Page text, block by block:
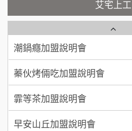
周 先生/小姐
加盟預算
徐 先生/小姐
加盟預算
何 先生/小姐
加盟預算
艾宅上工
潮鍋癮加盟說明會
蓁伙烤倆吃加盟說明會
霏等茶加盟說明會
早安山丘加盟說明會
冰封仙果加盟說明會
日十。早午食加盟說明會
上宇林加盟說明會
莫尼早餐Morni加盟說明會
手作功夫茶加盟說明會
SHARE TEA歇腳亭加盟說明會